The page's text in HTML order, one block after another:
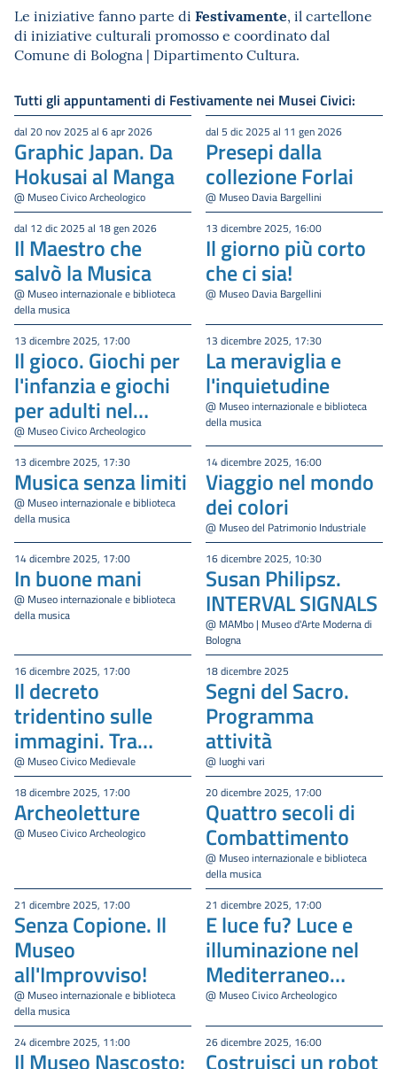
Le iniziative fanno parte di Festivamente, il cartellone
di iniziative culturali promosso e coordinato dal
Comune di Bologna | Dipartimento Cultura.
Tutti gli appuntamenti di Festivamente nei Musei Civici:
dal 20 nov 2025 al 6 apr 2026
Graphic Japan. Da
Hokusai al Manga
@ Museo Civico Archeologico
dal 5 dic 2025 al 11 gen 2026
Presepi dalla
collezione Forlai
@ Museo Davia Bargellini
dal 12 dic 2025 al 18 gen 2026
Il Maestro che
salvò la Musica
@ Museo internazionale e biblioteca
della musica
13 dicembre 2025, 16:00
Il giorno più corto
che ci sia!
@ Museo Davia Bargellini
13 dicembre 2025, 17:00
Il gioco. Giochi per
l'infanzia e giochi
per adulti nel
mondo classico
@ Museo Civico Archeologico
13 dicembre 2025, 17:30
La meraviglia e
l'inquietudine
@ Museo internazionale e biblioteca
della musica
13 dicembre 2025, 17:30
Musica senza limiti
@ Museo internazionale e biblioteca
della musica
14 dicembre 2025, 16:00
Viaggio nel mondo
dei colori
@ Museo del Patrimonio Industriale
14 dicembre 2025, 17:00
In buone mani
@ Museo internazionale e biblioteca
della musica
16 dicembre 2025, 10:30
Susan Philipsz.
INTERVAL SIGNALS
@ MAMbo | Museo d'Arte Moderna di
Bologna
16 dicembre 2025, 17:00
Il decreto
tridentino sulle
immagini. Tra
Riforma, Riforma
cattolica e
Controriforma
@ Museo Civico Medievale
18 dicembre 2025
Segni del Sacro.
Programma
attività
@ luoghi vari
18 dicembre 2025, 17:00
Archeoletture
@ Museo Civico Archeologico
20 dicembre 2025, 17:00
Quattro secoli di
Combattimento
@ Museo internazionale e biblioteca
della musica
21 dicembre 2025, 17:00
Senza Copione. Il
Museo
all'Improvviso!
@ Museo internazionale e biblioteca
della musica
21 dicembre 2025, 17:00
E luce fu? Luce e
illuminazione nel
Mediterraneo
antico
@ Museo Civico Archeologico
24 dicembre 2025, 11:00
Il Museo Nascosto:
26 dicembre 2025, 16:00
Costruisci un robot